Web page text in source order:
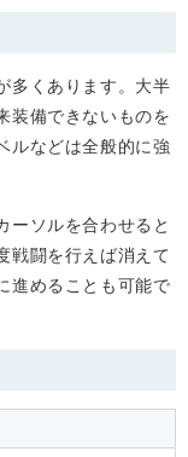
多くあります。大半
装備できないものを
ルなどは全般的に強
ーソルを合わせると
戦闘を行えば消えて
進めることも可能で